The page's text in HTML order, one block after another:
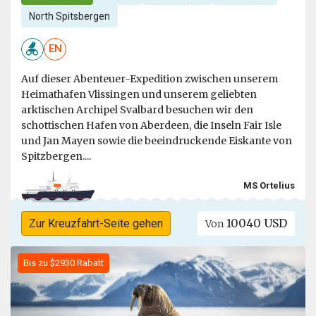
North Spitsbergen
EN
Auf dieser Abenteuer-Expedition zwischen unserem
Heimathafen Vlissingen und unserem geliebten
arktischen Archipel Svalbard besuchen wir den
schottischen Hafen von Aberdeen, die Inseln Fair Isle
und Jan Mayen sowie die beeindruckende Eiskante von
Spitzbergen....
MS Ortelius
Zur Kreuzfahrt-Seite gehen Von 10040 USD
Bis zu $2930 Rabatt